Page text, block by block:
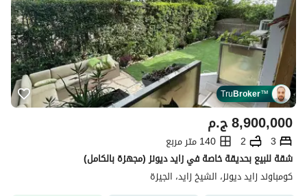
TruBroker™
ج.م8,900,000
3
2
140 متر مربع
شقة للبيع بحديقة خاصة في زايد ديونز (مجهزة بالكامل)
كومباوند زايد ديونز، الشيخ زايد، الجيزة